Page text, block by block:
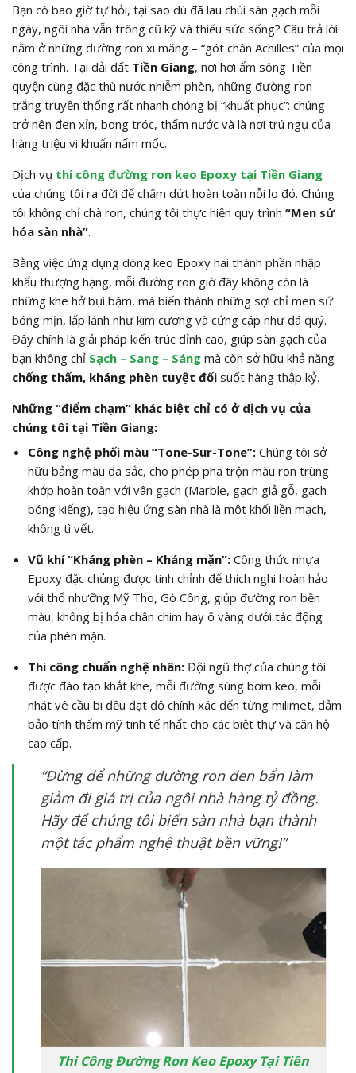
Bạn có bao giờ tự hỏi, tại sao dù đã lau chùi sàn gạch mỗi
ngày, ngôi nhà vẫn trông cũ kỹ và thiếu sức sống? Câu trả lời
nằm ở những đường ron xi măng – “gót chân Achilles” của mọi
công trình. Tại dải đất Tiền Giang, nơi hơi ẩm sông Tiền
quyện cùng đặc thù nước nhiễm phèn, những đường ron
trắng truyền thống rất nhanh chóng bị “khuất phục”: chúng
trở nên đen xỉn, bong tróc, thấm nước và là nơi trú ngụ của
hàng triệu vi khuẩn nấm mốc.
Dịch vụ thi công đường ron keo Epoxy tại Tiền Giang
của chúng tôi ra đời để chấm dứt hoàn toàn nỗi lo đó. Chúng
tôi không chỉ chà ron, chúng tôi thực hiện quy trình “Men sứ
hóa sàn nhà”.
Bằng việc ứng dụng dòng keo Epoxy hai thành phần nhập
khẩu thượng hạng, mỗi đường ron giờ đây không còn là
những khe hở bụi bặm, mà biến thành những sợi chỉ men sứ
bóng mịn, lấp lánh như kim cương và cứng cáp như đá quý.
Đây chính là giải pháp kiến trúc đỉnh cao, giúp sàn gạch của
bạn không chỉ Sạch – Sang – Sáng mà còn sở hữu khả năng
chống thấm, kháng phèn tuyệt đối suốt hàng thập kỷ.
Những “điểm chạm” khác biệt chỉ có ở dịch vụ của
chúng tôi tại Tiền Giang:
Công nghệ phối màu “Tone-Sur-Tone”:Chúng tôi sở
hữu bảng màu đa sắc, cho phép pha trộn màu ron trùng
khớp hoàn toàn với vân gạch (Marble, gạch giả gỗ, gạch
bóng kiếng), tạo hiệu ứng sàn nhà là một khối liền mạch,
không tì vết.
Vũ khí “Kháng phèn – Kháng mặn”:Công thức nhựa
Epoxy đặc chủng được tinh chỉnh để thích nghi hoàn hảo
với thổ nhưỡng Mỹ Tho, Gò Công, giúp đường ron bền
màu, không bị hóa chân chim hay ố vàng dưới tác động
của phèn mặn.
Thi công chuẩn nghệ nhân:Đội ngũ thợ của chúng tôi
được đào tạo khắt khe, mỗi đường súng bơm keo, mỗi
nhát vê cầu bi đều đạt độ chính xác đến từng milimet, đảm
bảo tính thẩm mỹ tinh tế nhất cho các biệt thự và căn hộ
cao cấp.
“Đừng để những đường ron đen bẩn làm
giảm đi giá trị của ngôi nhà hàng tỷ đồng.
Hãy để chúng tôi biến sàn nhà bạn thành
một tác phẩm nghệ thuật bền vững!”
Thi Công Đường Ron Keo Epoxy Tại Tiền